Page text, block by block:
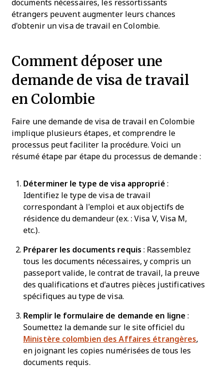
documents nécessaires, les ressortissants
étrangers peuvent augmenter leurs chances
d'obtenir un visa de travail en Colombie.
Comment déposer une
demande de visa de travail
en Colombie
Faire une demande de visa de travail en Colombie
implique plusieurs étapes, et comprendre le
processus peut faciliter la procédure. Voici un
résumé étape par étape du processus de demande :
Déterminer le type de visa approprié :
Identifiez le type de visa de travail
correspondant à l'emploi et aux objectifs de
résidence du demandeur (ex. : Visa V, Visa M,
etc.).
Préparer les documents requis : Rassemblez
tous les documents nécessaires, y compris un
passeport valide, le contrat de travail, la preuve
des qualifications et d'autres pièces justificatives
spécifiques au type de visa.
Remplir le formulaire de demande en ligne :
Soumettez la demande sur le site officiel du
Ministère colombien des Affaires étrangères,
en joignant les copies numérisées de tous les
documents requis.